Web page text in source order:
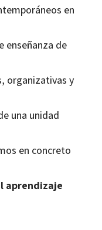
en
enseñanza de
organizativas y
una unidad
en concreto
aprendizaje